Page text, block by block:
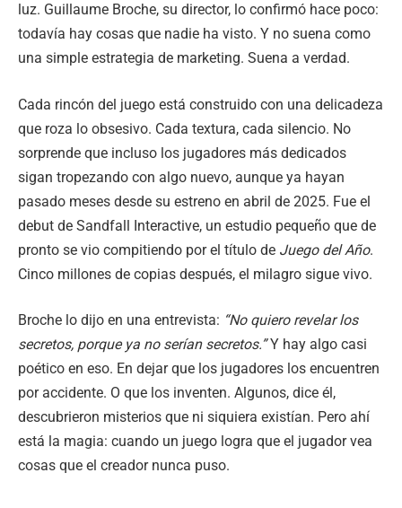
luz. Guillaume Broche, su director, lo confirmó hace poco:
todavía hay cosas que nadie ha visto. Y no suena como
una simple estrategia de marketing. Suena a verdad.
Cada rincón del juego está construido con una delicadeza
que roza lo obsesivo. Cada textura, cada silencio. No
sorprende que incluso los jugadores más dedicados
sigan tropezando con algo nuevo, aunque ya hayan
pasado meses desde su estreno en abril de 2025. Fue el
debut de Sandfall Interactive, un estudio pequeño que de
pronto se vio compitiendo por el título de Juego del Año.
Cinco millones de copias después, el milagro sigue vivo.
Broche lo dijo en una entrevista: “No quiero revelar los
secretos, porque ya no serían secretos.”Y hay algo casi
poético en eso. En dejar que los jugadores los encuentren
por accidente. O que los inventen. Algunos, dice él,
descubrieron misterios que ni siquiera existían. Pero ahí
está la magia: cuando un juego logra que el jugador vea
cosas que el creador nunca puso.